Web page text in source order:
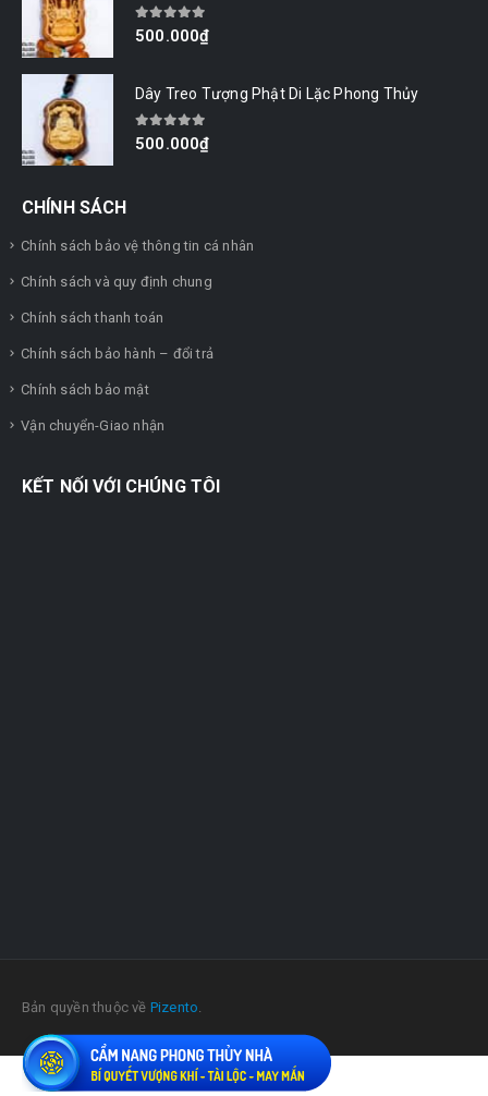
0out of 5
500.000₫
Dây Treo Tượng Phật Di Lặc Phong Thủy
0out of 5
500.000₫
CHÍNH SÁCH
Chính sách bảo vệ thông tin cá nhân
Chính sách và quy định chung
Chính sách thanh toán
Chính sách bảo hành – đổi trả
Chính sách bảo mật
Vận chuyển-Giao nhận
KẾT NỐI VỚI CHÚNG TÔI
Bản quyền thuộc về Pizento